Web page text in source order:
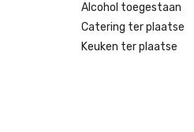
Alcohol toegestaan
Catering ter plaatse
Keuken ter plaatse